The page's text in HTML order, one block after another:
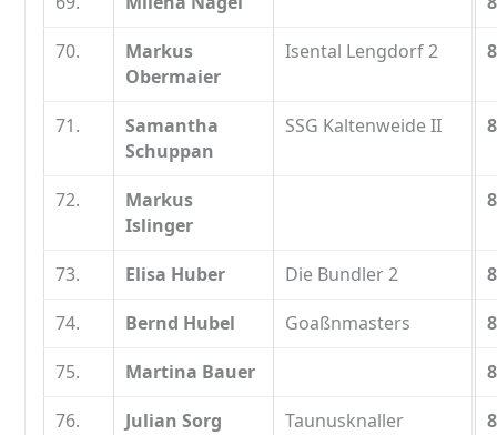
70.
Markus
Obermaier
Isental Lengdorf 2
71.
Samantha
Schuppan
SSG Kaltenweide II
72.
Markus
Islinger
73. Elisa Huber Die Bundler 2
74.
Bernd Hubel Goaßnmasters
75.
Martina Bauer
76.
Julian Sorg Taunusknaller